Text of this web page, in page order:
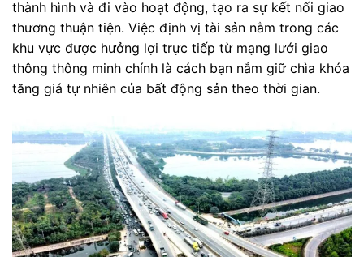
thành hình và đi vào hoạt động, tạo ra sự kết nối giao
thương thuận tiện. Việc định vị tài sản nằm trong các
khu vực được hưởng lợi trực tiếp từ mạng lưới giao
thông thông minh chính là cách bạn nắm giữ chìa khóa
tăng giá tự nhiên của bất động sản theo thời gian.